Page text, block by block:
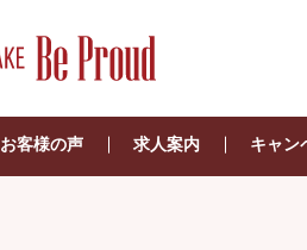
お客様の声 求人案内 キャン